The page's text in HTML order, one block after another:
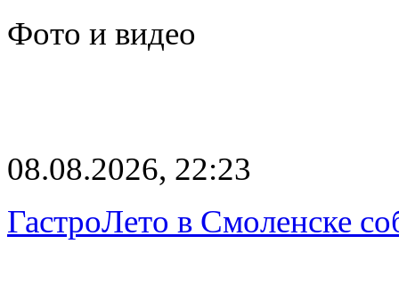
Фото и видео
08.08.2026, 22:23
ГастроЛето в Смоленске